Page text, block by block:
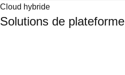
Cloud hybride
Solutions de plateforme